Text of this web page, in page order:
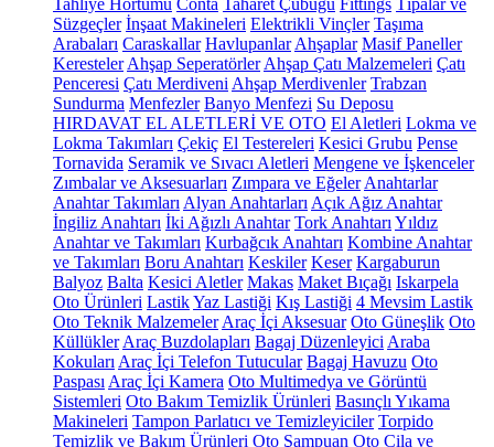
Tahliye Hortumu Conta Taharet Çubuğu Fittings Tıpalar ve
Süzgeçler İnşaat Makineleri Elektrikli Vinçler Taşıma
Arabaları Caraskallar Havlupanlar Ahşaplar Masif Paneller
Keresteler Ahşap Seperatörler Ahşap Çatı Malzemeleri Çatı
Penceresi Çatı Merdiveni Ahşap Merdivenler Trabzan
Sundurma Menfezler Banyo Menfezi Su Deposu
HIRDAVAT EL ALETLERİ VE OTO El Aletleri Lokma ve
Lokma Takımları Çekiç El Testereleri Kesici Grubu Pense
Tornavida Seramik ve Sıvacı Aletleri Mengene ve İşkenceler
Zımbalar ve Aksesuarları Zımpara ve Eğeler Anahtarlar
Anahtar Takımları Alyan Anahtarları Açık Ağız Anahtar
İngiliz Anahtarı İki Ağızlı Anahtar Tork Anahtarı Yıldız
Anahtar ve Takımları Kurbağcık Anahtarı Kombine Anahtar
ve Takımları Boru Anahtarı Keskiler Keser Kargaburun
Balyoz Balta Kesici Aletler Makas Maket Bıçağı Iskarpela
Oto Ürünleri LastikYaz Lastiği Kış Lastiği 4 Mevsim Lastik
Oto Teknik Malzemeler Araç İçi Aksesuar Oto Güneşlik Oto
Küllükler Araç Buzdolapları Bagaj Düzenleyici Araba
Kokuları Araç İçi Telefon Tutucular Bagaj Havuzu Oto
Paspası Araç İçi Kamera Oto Multimedya ve Görüntü
Sistemleri Oto Bakım Temizlik Ürünleri Basınçlı Yıkama
Makineleri Tampon Parlatıcı ve Temizleyiciler Torpido
Temizlik ve Bakım Ürünleri Oto Şampuan Oto Cila ve